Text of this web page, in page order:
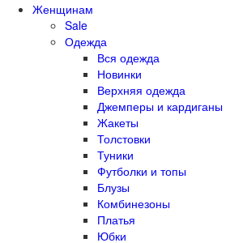
Женщинам
Sale
Одежда
Вся одежда
Новинки
Верхняя одежда
Джемперы и кардиганы
Жакеты
Толстовки
Туники
Футболки и топы
Блузы
Комбинезоны
Платья
Юбки